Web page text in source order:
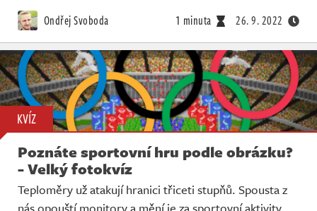
Ondřej Svoboda 1 minuta 26. 9. 2022
KVÍZ
Poznáte sportovní hru podle obrázku?
- Velký fotokvíz
Teploměry už atakují hranici třiceti stupňů. Spousta z